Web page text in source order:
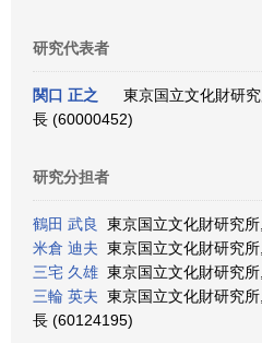
研究代表者
関口 正之
東京国立文化財研
長 (60000452)
研究分担者
鶴田 武良
東京国立文化財研究
米倉 迪夫 東京国立文化財研究
三宅 久雄 東京国立文化財研究
三輪 英夫 東京国立文化財研究
長 (60124195)